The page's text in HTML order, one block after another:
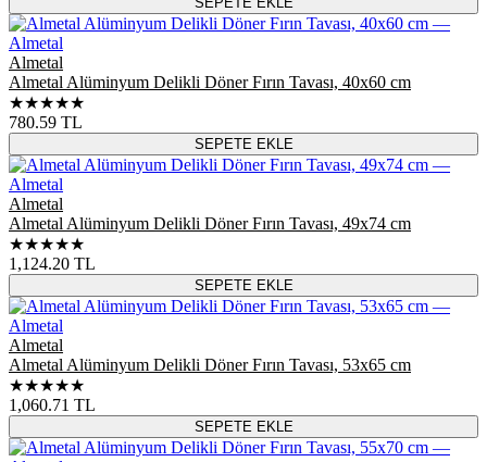
Almetal
Almetal Alüminyum Delikli Döner Fırın Tavası, 40x60 cm
★★★★★
780.59 TL
SEPETE EKLE
Almetal
Almetal Alüminyum Delikli Döner Fırın Tavası, 49x74 cm
★★★★★
1,124.20 TL
SEPETE EKLE
Almetal
Almetal Alüminyum Delikli Döner Fırın Tavası, 53x65 cm
★★★★★
1,060.71 TL
SEPETE EKLE